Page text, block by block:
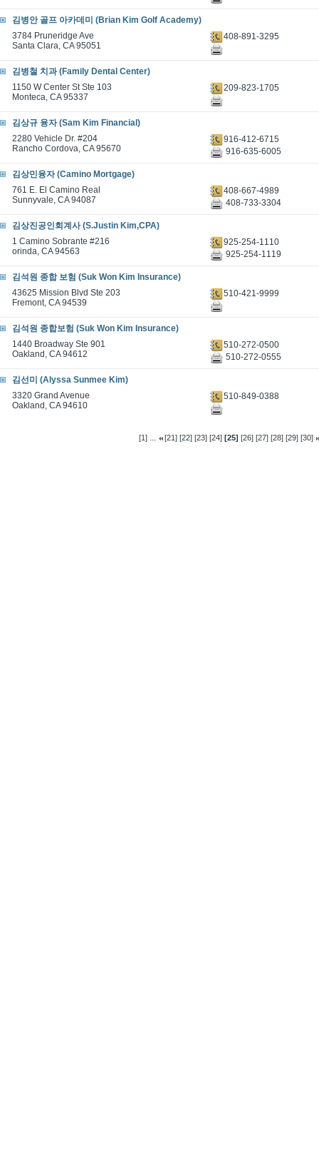
김병안 골프 아카데미 (Brian Kim Golf Academy)
3784 Pruneridge Ave
Santa Clara, CA 95051
408-891-3295
김병철 치과 (Family Dental Center)
1150 W Center St Ste 103
Monteca, CA 95337
209-823-1705
김상규 융자 (Sam Kim Financial)
2280 Vehicle Dr. #204
Rancho Cordova, CA 95670
916-412-6715
916-635-6005
김상민융자 (Camino Mortgage)
761 E. El Camino Real
Sunnyvale, CA 94087
408-667-4989
408-733-3304
김상진공인회계사 (S.Justin Kim,CPA)
1 Camino Sobrante #216
orinda, CA 94563
925-254-1110
925-254-1119
김석원 종합 보험 (Suk Won Kim Insurance)
43625 Mission Blvd Ste 203
Fremont, CA 94539
510-421-9999
김석원 종합보험 (Suk Won Kim Insurance)
1440 Broadway Ste 901
Oakland, CA 94612
510-272-0500
510-272-0555
김선미 (Alyssa Sunmee Kim)
3320 Grand Avenue
Oakland, CA 94610
510-849-0388
[1] ... [21] [22] [23] [24] [25] [26] [27] [28] [29] [30]